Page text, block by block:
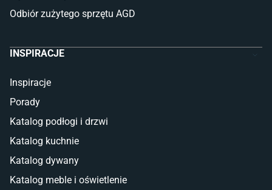
Odbiór zużytego sprzętu AGD
INSPIRACJE
Inspiracje
Porady
Katalog podłogi i drzwi
Katalog kuchnie
Katalog dywany
Katalog meble i oświetlenie